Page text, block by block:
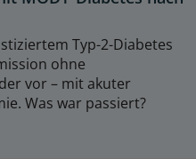
Typ-2-Diabetes
ohne
vor – mit akuter
Was war passiert?